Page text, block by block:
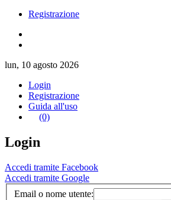
Registrazione
lun, 10 agosto 2026
Login
Registrazione
Guida all'uso
(0)
Login
Accedi tramite Facebook
Accedi tramite Google
Email o nome utente: